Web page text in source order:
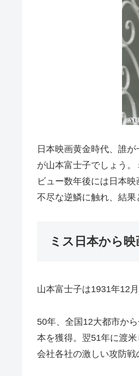
日本映画黄金時代、誰
が山本富士子でしょう
ビュー数年後には日本
不尽な逆鱗に触れ、結
ミス日本から
山本富士子は1931年12
50年、全国12大都市か
本を獲得。翌51年に渡
会社各社の激しい攻防戦